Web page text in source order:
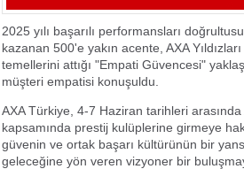
ALANINDA ’OLMAZ BU
GÖRÜNTÜLER
2025 yılı başarılı performansları
kazanan 500'e yakın acente, AXA
temellerini attığı "Empati Güvencesi"
müşteri empatisi konuşuldu.
AXA Türkiye, 4-7 Haziran tarihleri arasında
kapsamında prestij kulüplerine girmeye
güvenin ve ortak başarı kültürünün bir
geleceğine yön veren vizyoner bir